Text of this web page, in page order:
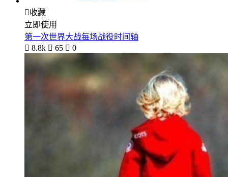
收藏
立即使用
第一次世界大战每场战役时间轴
 8.8k  65  0